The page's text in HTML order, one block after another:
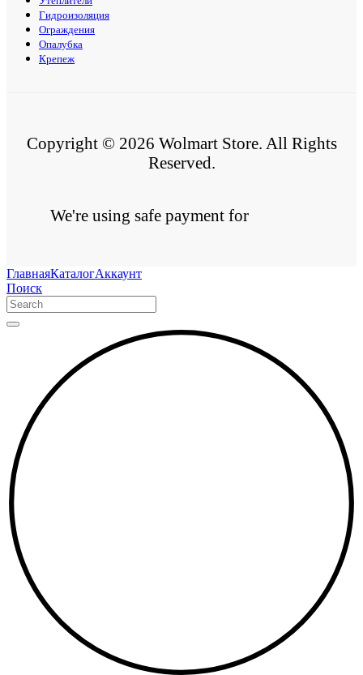
Гидроизоляция
Ограждения
Опалубка
Крепеж
Copyright © 2026 Wolmart Store. All Rights
Reserved.
We're using safe payment for
ГлавнаяКаталогАккаунт
Поиск